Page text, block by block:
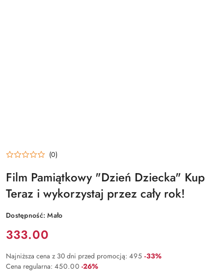
(0)
Film Pamiątkowy "Dzień Dziecka" Kup
Teraz i wykorzystaj przez cały rok!
Dostępność:Mało
Cena:
333.00
Najniższa cena z 30 dni przed promocją: 495 Rabat:
-33%
Cena regularna: 450.00 Rabat:
-26%